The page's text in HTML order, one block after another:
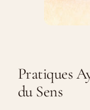
Pratiques
du Sens